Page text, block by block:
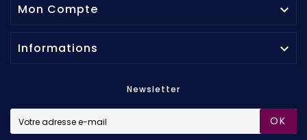
Mon Compte 
Informations 
Newsletter
OK